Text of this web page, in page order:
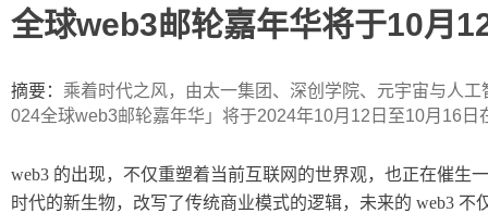
全球web3邮轮嘉年华将于10月
摘要： 乘着时代之风，由太一集团、深创学院、元宇宙与人
024全球web3邮轮嘉年华」将于2024年10月12日至10月16日
web3 的出现，不仅重塑着当前互联网的世界观，也正在催生
时代的新生物，改写了传统商业模式的逻辑，未来的 web3